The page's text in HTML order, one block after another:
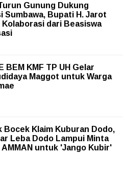
Gunung Dukung
Sumbawa, Bupati H. Jarot
dari Beasiswa
BEM KMF TP UH Gelar
Maggot untuk Warga
Bocek Klaim Kuburan Dodo,
Leba Dodo Lampui Minta
untuk 'Jango Kubir'